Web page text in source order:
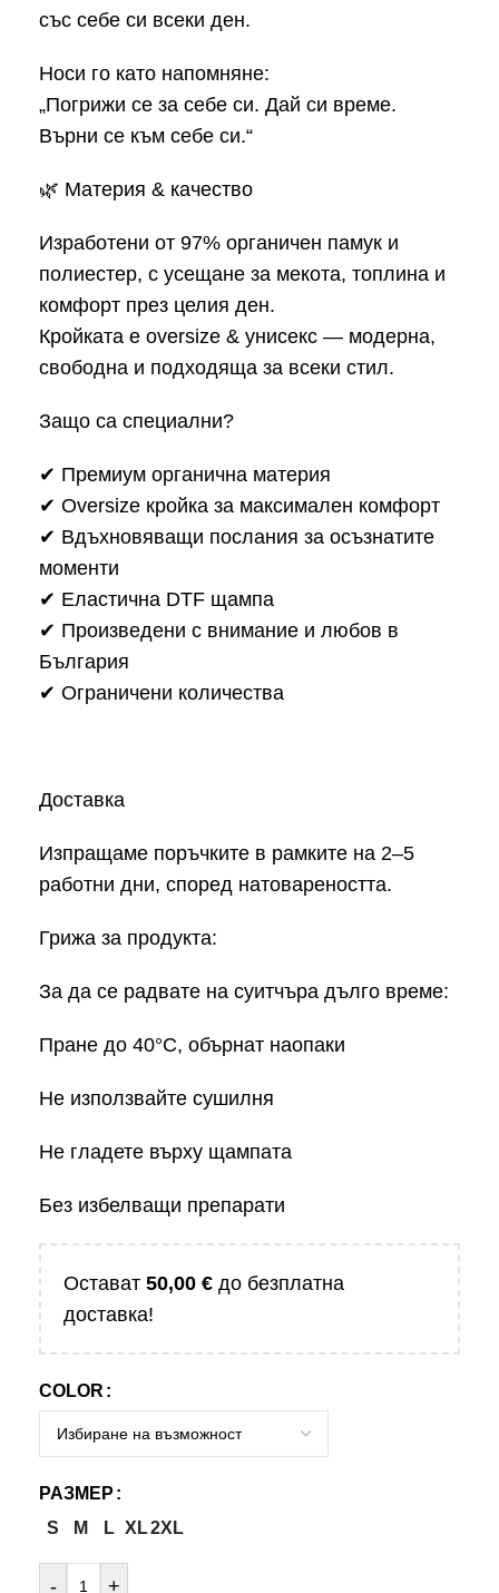
със себе си всеки ден.
Носи го като напомняне:
„Погрижи се за себе си. Дай си време.
Върни се към себе си.“
🌿 Материя & качество
Изработени от 97% органичен памук и
полиестер, с усещане за мекота, топлина и
комфорт през целия ден.
Кройката е oversize & унисекс — модерна,
свободна и подходяща за всеки стил.
Защо са специални?
✔ Премиум органична материя
✔ Oversize кройка за максимален комфорт
✔ Вдъхновяващи послания за осъзнатите
моменти
✔ Еластична DTF щампа
✔ Произведени с внимание и любов в
България
✔ Ограничени количества
Доставка
Изпращаме поръчките в рамките на 2–5
работни дни, според натовареността.
Грижа за продукта:
За да се радвате на суитчъра дълго време:
Пране до 40°C, обърнат наопаки
Не използвайте сушилня
Не гладете върху щампата
Без избелващи препарати
Остават 50,00 € до безплатна
доставка!
COLOR
РАЗМЕР
S
M L XL2XL
- +